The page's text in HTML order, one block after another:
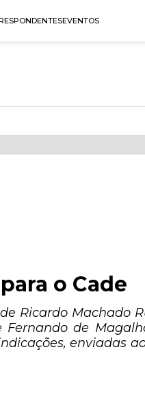
EVENTOS
o Cade
Ricardo Machado
de
enviadas